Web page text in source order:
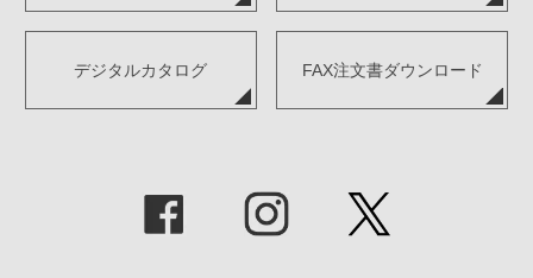
デジタルカタログ FAX注文書ダウンロード